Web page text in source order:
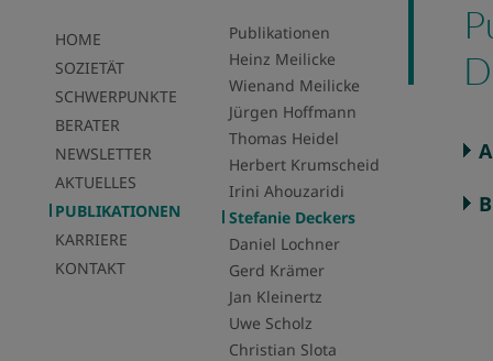
HOME
SOZIETÄT
SCHWERPUNKTE
BERATER
NEWSLETTER
AKTUELLES
PUBLIKATIONEN
KARRIERE
KONTAKT
Publikationen
Heinz Meilicke
Wienand Meilicke
Jürgen Hoffmann
Thomas Heidel
Herbert Krumscheid
Irini Ahouzaridi
Stefanie Deckers
Daniel Lochner
Gerd Krämer
Jan Kleinertz
Uwe Scholz
Christian Slota